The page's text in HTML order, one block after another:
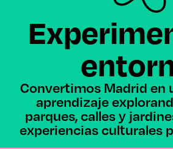
Convertimos Madrid en
aprendizaje
parques, calles y
experiencias culturales